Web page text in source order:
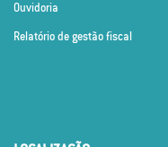
Ouvidoria
Relatório de gestão fiscal